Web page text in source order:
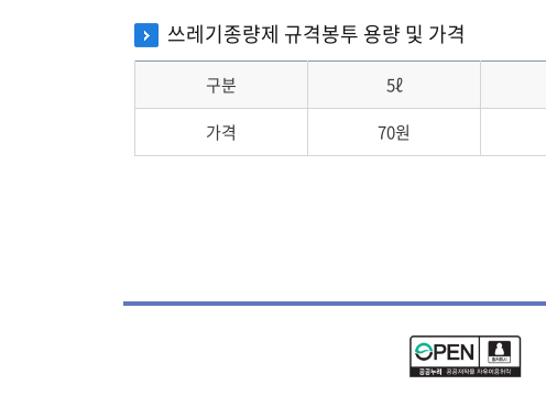
쓰레기종량제 규격봉투 용량 및 가격
구분 5ℓ
가격
70원